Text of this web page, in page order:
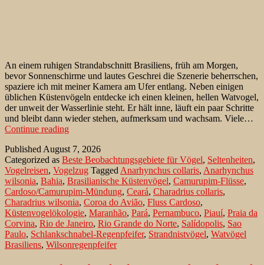
An einem ruhigen Strandabschnitt Brasiliens, früh am Morgen,
bevor Sonnenschirme und lautes Geschrei die Szenerie beherrschen,
spaziere ich mit meiner Kamera am Ufer entlang. Neben einigen
üblichen Küstenvögeln entdecke ich einen kleinen, hellen Watvogel,
der unweit der Wasserlinie steht. Er hält inne, läuft ein paar Schritte
und bleibt dann wieder stehen, aufmerksam und wachsam. Viele…
Continue readingWilsonregenpfeifer
der
brasilianischen
Küste
im
August
Published August 7, 2026
Categorized as Beste Beobachtungsgebiete für Vögel, Seltenheiten,
Vogelreisen, Vogelzug Tagged Anarhynchus collaris, Anarhynchus
wilsonia, Bahia, Brasilianische Küstenvögel, Camurupim-Flüsse,
Cardoso/Camurupim-Mündung, Ceará, Charadrius collaris,
Charadrius wilsonia, Coroa do Avião, Fluss Cardoso,
Küstenvogelökologie, Maranhão, Pará, Pernambuco, Piauí, Praia da
Corvina, Rio de Janeiro, Rio Grande do Norte, Salídopolis, Sao
Paulo, Schlankschnabel-Regenpfeifer, Strandnistvögel, Watvögel
Brasiliens, Wilsonregenpfeifer